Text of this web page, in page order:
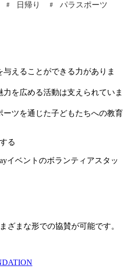
日帰り
パラスポーツ
えることができる力がありま
を広める活動は支えられていま
ツを通じた子どもたちへの教育
る
イベントのボランティアスタッ
ざまな形での協賛が可能です。